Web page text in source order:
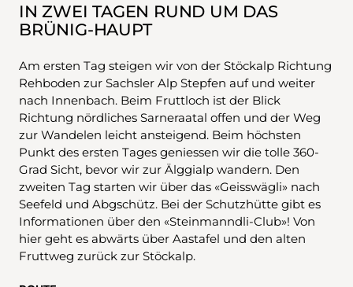
IN ZWEI TAGEN RUND UM DAS
BRÜNIG-HAUPT
Am ersten Tag steigen wir von der Stöckalp Richtung
Rehboden zur Sachsler Alp Stepfen auf und weiter
nach Innenbach. Beim Fruttloch ist der Blick
Richtung nördliches Sarneraatal offen und der Weg
zur Wandelen leicht ansteigend. Beim höchsten
Punkt des ersten Tages geniessen wir die tolle 360-
Grad Sicht, bevor wir zur Älggialp wandern. Den
zweiten Tag starten wir über das «Geisswägli» nach
Seefeld und Abgschütz. Bei der Schutzhütte gibt es
Informationen über den «Steinmanndli-Club»! Von
hier geht es abwärts über Aastafel und den alten
Fruttweg zurück zur Stöckalp.